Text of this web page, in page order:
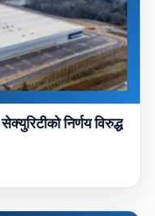
निर्णय विरुद्ध